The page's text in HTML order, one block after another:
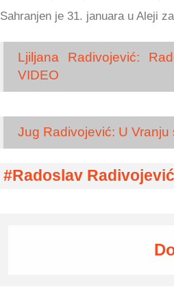
Sahranjen je 31. januara u Aleji
Ljiljana Radivojević:
VIDEO
Jug Radivojević: U
Radoslav Radivojević